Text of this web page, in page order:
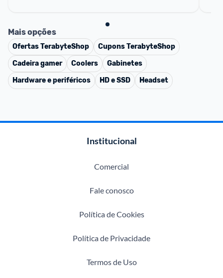
Mais opções
OfertasTerabyteShop CuponsTerabyteShop
Cadeira gamer
Coolers
Gabinetes
Hardware e periféricos
HD e SSD Headset
Institucional
Comercial
Fale conosco
Política de Cookies
Política de Privacidade
Termos de Uso